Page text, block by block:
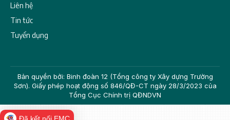
Liên hệ
Tin tức
Tuyển dụng
Bản quyền bởi: Binh đoàn 12 (Tổng công ty Xây dựng Trường
Sơn). Giấy phép hoạt động số 846/QĐ-CT ngày 28/3/2023 của
Tổng Cục Chính trị QĐNDVN
Đã kết nối EMC